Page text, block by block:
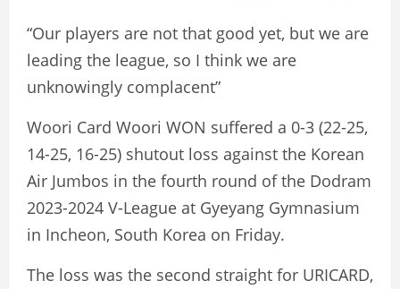
“Our players are not that good yet, but we are
leading the league, so I think we are
unknowingly complacent”
Woori Card Woori WON suffered a 0-3 (22-25,
14-25, 16-25) shutout loss against the Korean
Air Jumbos in the fourth round of the Dodram
2023-2024 V-League at Gyeyang Gymnasium
in Incheon, South Korea on Friday.
The loss was the second straight for URICARD,